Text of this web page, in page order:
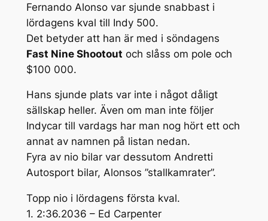
Fernando Alonso var sjunde snabbast i
lördagens kval till Indy 500.
Det betyder att han är med i söndagens
Fast Nine Shootout och slåss om pole och
$100 000.
Hans sjunde plats var inte i något dåligt
sällskap heller. Även om man inte följer
Indycar till vardags har man nog hört ett och
annat av namnen på listan nedan.
Fyra av nio bilar var dessutom Andretti
Autosport bilar, Alonsos ”stallkamrater”.
Topp nio i lördagens första kval.
1. 2:36.2036 – Ed Carpenter